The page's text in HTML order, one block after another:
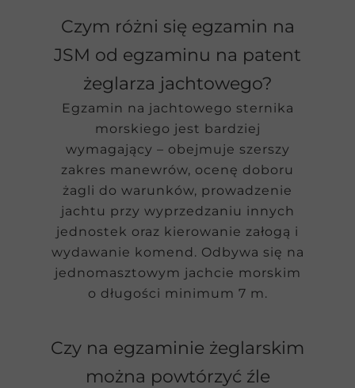
Czym różni się egzamin na
JSM od egzaminu na patent
żeglarza jachtowego?
Egzamin na jachtowego sternika
morskiego jest bardziej
wymagający – obejmuje szerszy
zakres manewrów, ocenę doboru
żagli do warunków, prowadzenie
jachtu przy wyprzedzaniu innych
jednostek oraz kierowanie załogą i
wydawanie komend. Odbywa się na
jednomasztowym jachcie morskim
o długości minimum 7 m.
Czy na egzaminie żeglarskim
można powtórzyć źle